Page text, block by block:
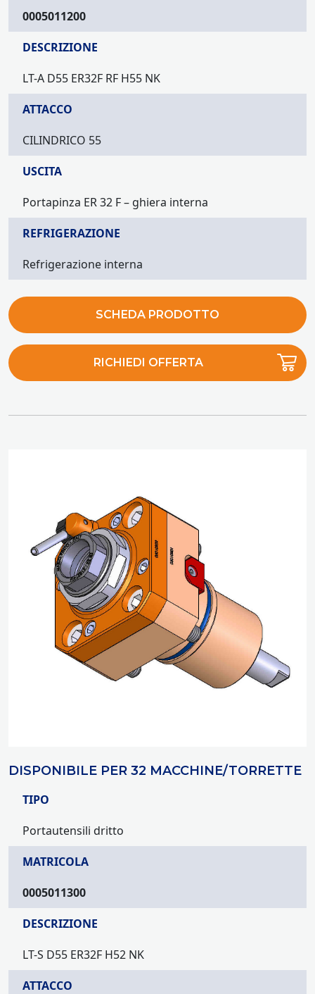
0005011200
DESCRIZIONE
LT-A D55 ER32F RF H55 NK
ATTACCO
CILINDRICO 55
USCITA
Portapinza ER 32 F – ghiera interna
REFRIGERAZIONE
Refrigerazione interna
SCHEDA PRODOTTO
RICHIEDI OFFERTA
DISPONIBILE PER 32 MACCHINE/TORRETTE
TIPO
Portautensili dritto
MATRICOLA
0005011300
DESCRIZIONE
LT-S D55 ER32F H52 NK
ATTACCO